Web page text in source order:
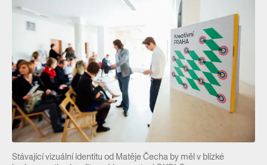
Stávající vizuální identitu od Matěje Čecha by měl v blízké